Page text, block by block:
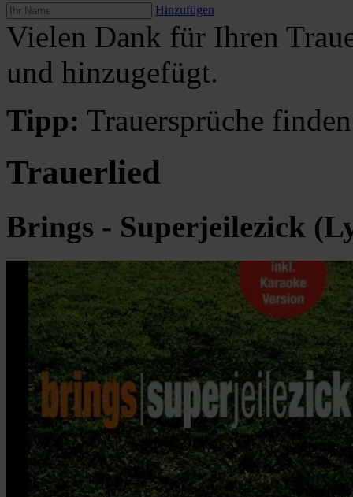
Hinzufügen
Vielen Dank für Ihren
und hinzugefügt.
Tipp: Trauersprüche
Trauerlied
Brings - Superjeilezick